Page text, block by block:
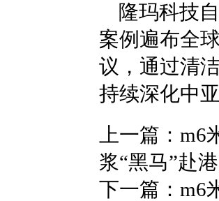
隆玛科技
案例遍布全
议，通过清
持续深化中
上一篇： m6
浆“黑马”赴
下一篇： m6